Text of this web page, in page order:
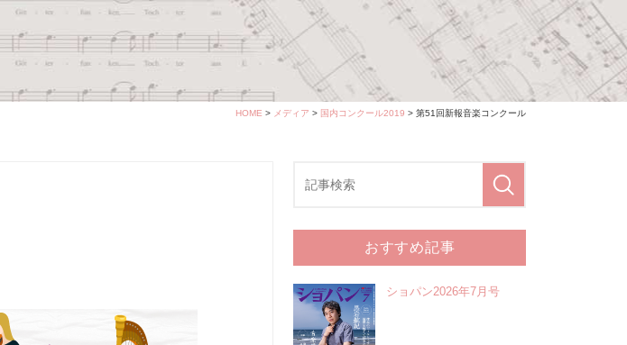
HOME > メディア > 国内コンクール2019 > 第51回新報音楽コンクール
おすすめ記事
ショパン2026年7月号